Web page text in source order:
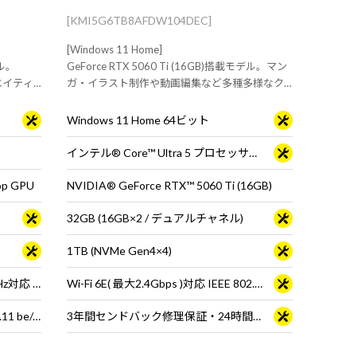
ティ
GPU
15.3型 液晶パネル (ノングレア / 180Hz対応 / アスペクト比16:10)
Wi-Fi 7 ( 最大2.8Gbps ) 対応 IEEE 802.11 be/ax/ac/a/b/g/n準拠 ＋ Bluetooth 5内蔵
[KMI5G6TB8AFDW104DEC]
[Windows 11 Home]
GeForce RTX 5060 Ti (16GB)搭載モデル。マン
ガ・イラスト制作や動画編集など多種多様なク
Windows 11 Home 64ビット
インテル® Core™ Ultra 5 プロセッサー 225
NVIDIA® GeForce RTX™ 5060 Ti (16GB)
32GB (16GB×2 / デュアルチャネル)
1TB (NVMe Gen4×4)
Wi-Fi 6E( 最大2.4Gbps )対応 IEEE 802.11 ax/ac/a/b/g/n準拠 ＋ Bluetooth 5内蔵
3年間センドバック修理保証・24時間×365日電話サポート